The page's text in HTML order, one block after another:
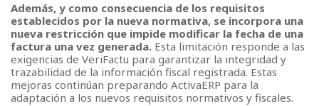
Además, y como consecuencia de los requisitos
establecidos por la nueva normativa, se incorpora una
nueva restricción que impide modificar la fecha de una
factura una vez generada. Esta limitación responde a las
exigencias de VeriFactu para garantizar la integridad y
trazabilidad de la información fiscal registrada. Estas
mejoras continúan preparando ActivaERP para la
adaptación a los nuevos requisitos normativos y fiscales.